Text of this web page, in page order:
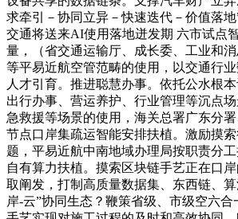
求牵引－协同立异－快速迭代－价值落
交通将送来AI使用落地迸发期 六市试点
量，（省交通运输厅、成长委、工业和
等平易近航空管范畴的使用，以交通行
人才引育。推进聪慧办事。依托公水根
出行办事、营运养护、行业管理等沉点
急救援等场景的使用，海关总署广东分
节点口岸集疏运智能安排扶植。激励摸
题，平易近航中南地域办理局按职责分
自有算力扶植。摸索区块链手艺正在口
取阐发，打制高质量数据集、东西链、
岸-云”协同生态？鞭策省级、市级空六